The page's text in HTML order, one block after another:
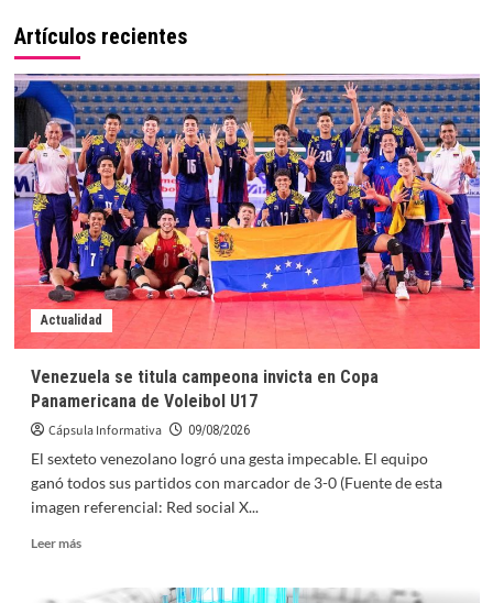
Artículos recientes
Actualidad
Venezuela se titula campeona invicta en Copa
Panamericana de Voleibol U17
Cápsula Informativa 09/08/2026
El sexteto venezolano logró una gesta impecable. El equipo
ganó todos sus partidos con marcador de 3-0 (Fuente de esta
imagen referencial: Red social X...
Leer másLeer